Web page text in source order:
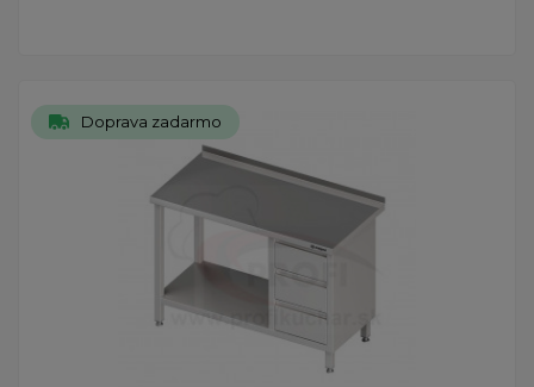
Doprava zadarmo